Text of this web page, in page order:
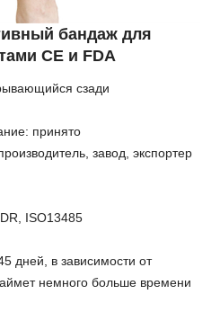
бандаж для
CE и FDA
сзади
принято
завод, экспортер
ISO13485
дней, в зависимости от
немного больше времени